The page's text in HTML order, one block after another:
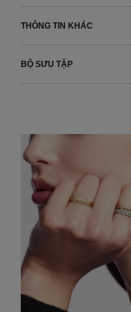
THÔNG TIN KHÁC
BỘ SƯU TẬP